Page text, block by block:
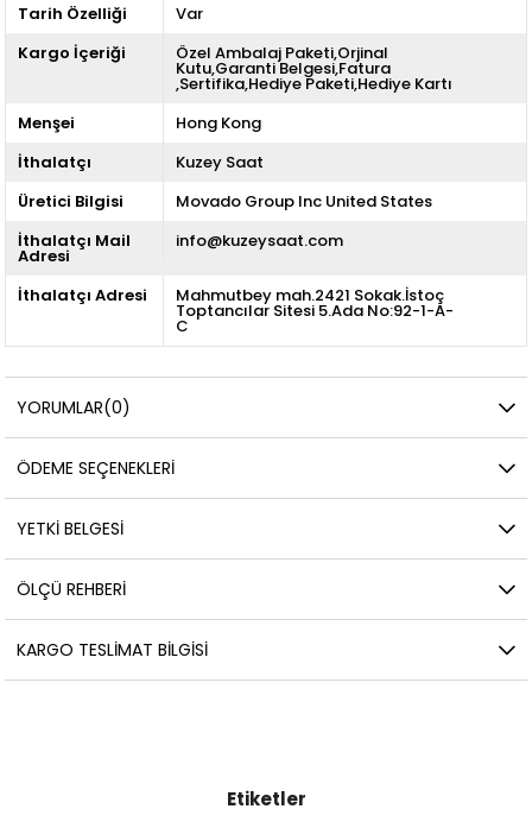
Tarih Özelliği
Var
Kargo İçeriği
Özel Ambalaj Paketi,Orjinal
Kutu,Garanti Belgesi,Fatura
,Sertifika,Hediye Paketi,Hediye Kartı
Menşei
Hong Kong
İthalatçı
Kuzey Saat
Üretici Bilgisi
Movado Group Inc United States
İthalatçı Mail
Adresi
info@kuzeysaat.com
İthalatçı Adresi Mahmutbey mah.2421 Sokak.İstoç
Toptancılar Sitesi 5.Ada No:92-1-A-
C
YORUMLAR(0)
ÖDEME SEÇENEKLERI
YETKİ BELGESİ
ÖLÇÜ REHBERI
KARGO TESLIMAT BILGISI
Etiketler